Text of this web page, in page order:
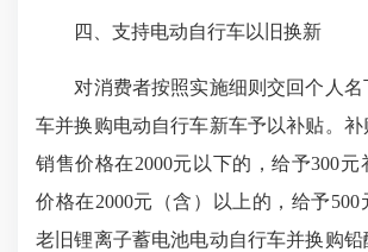
四、支持电动自行车以旧换新
对消费者按照实施细则交回个人名
车并换购电动自行车新车予以补贴。
销售价格在2000元以下的，给予300元
价格在2000元（含）以上的，给予500
老旧锂离子蓄电池电动自行车并换购铅